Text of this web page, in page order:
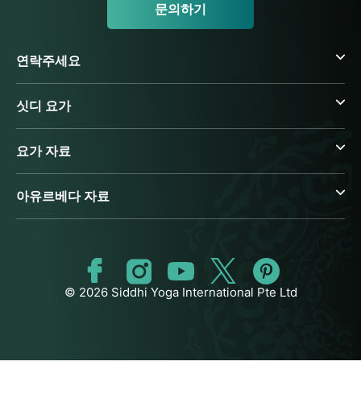
문의하기
연락주세요
싯디 요가
요가 자료
아유르베다 자료
© 2026 Siddhi Yoga International Pte Ltd